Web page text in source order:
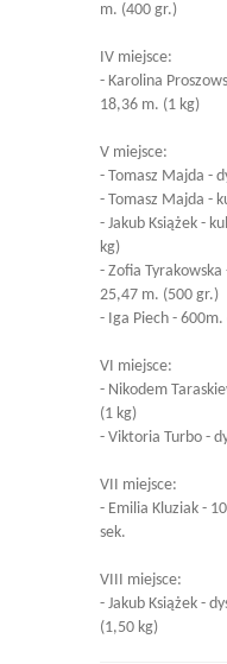
m. (400 gr.)
IV miejsce:
- Karolina
18,36 m. (1 kg)
V miejsce:
- Tomasz Majda -
- Tomasz Majda -
- Jakub Książek -
kg)
- Zofia Tyrakowska
25,47 m. (500 gr.)
- Iga Piech -
VI miejsce:
- Nikodem
(1 kg)
- Viktoria Turbo -
VII miejsce:
- Emilia Kluziak -
sek.
VIII miejsce:
- Jakub Książek -
(1,50 kg)